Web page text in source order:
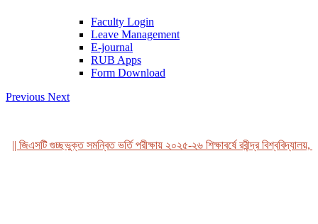
Faculty Login
Leave Management
E-journal
RUB Apps
Form Download
Previous Next
জিএসটি গুচ্ছভুক্ত সমন্বিত ভর্তি পরীক্ষায় ২০২৫-২৬ শিক্ষাবর্ষে রবীন্দ্র বিশ্ববিদ্যালয়,